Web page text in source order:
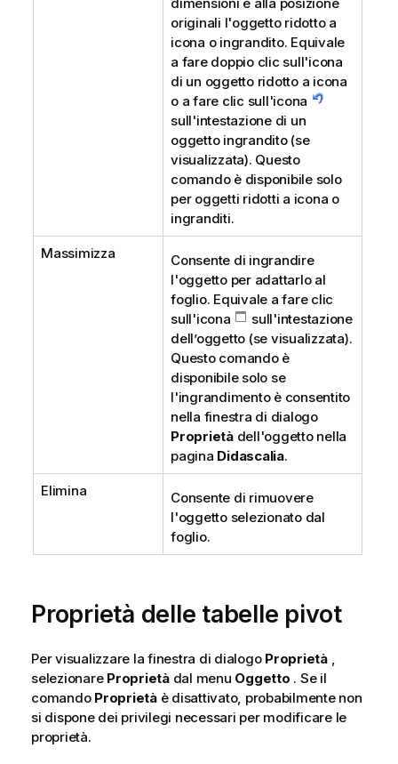
originali l'oggetto ridotto a
icona o ingrandito. Equivale
a fare doppio clic sull'icona
di un oggetto ridotto a icona
o a fare clic sull'icona
sull'intestazione di un
oggetto ingrandito (se
visualizzata). Questo
comando è disponibile solo
per oggetti ridotti a icona o
ingranditi.
Massimizza
Consente di ingrandire
l'oggetto per adattarlo al
foglio. Equivale a fare clic
sull'icona
sull'intestazione
dell’oggetto (se visualizzata).
Questo comando è
disponibile solo se
l'ingrandimento è consentito
nella finestra di dialogo
Proprietàdell'oggetto nella
pagina Didascalia.
Elimina
Consente di rimuovere
l'oggetto selezionato dal
foglio.
Proprietà delle tabelle pivot
Per visualizzare la finestra di dialogo Proprietà ,
selezionare Proprietàdal menu Oggetto . Se il
comando Proprietàè disattivato, probabilmente non
si dispone dei privilegi necessari per modificare le
proprietà.